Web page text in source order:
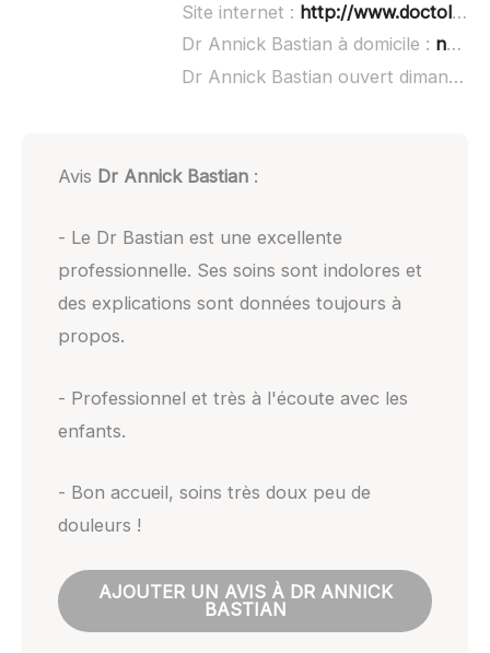
Site internet : http://www.doctolib.fr/dentiste/didenheim/annick-bastian
Dr Annick Bastian à domicile : non renseigné
Dr Annick Bastian ouvert dimanche :
Avis Dr Annick Bastian:
- Le Dr Bastian est une excellente
professionnelle. Ses soins sont indolores et
des explications sont données toujours à
propos.
- Professionnel et très à l'écoute avec les
enfants.
- Bon accueil, soins très doux peu de
douleurs !
AJOUTER UN AVIS À DR ANNICK
BASTIAN